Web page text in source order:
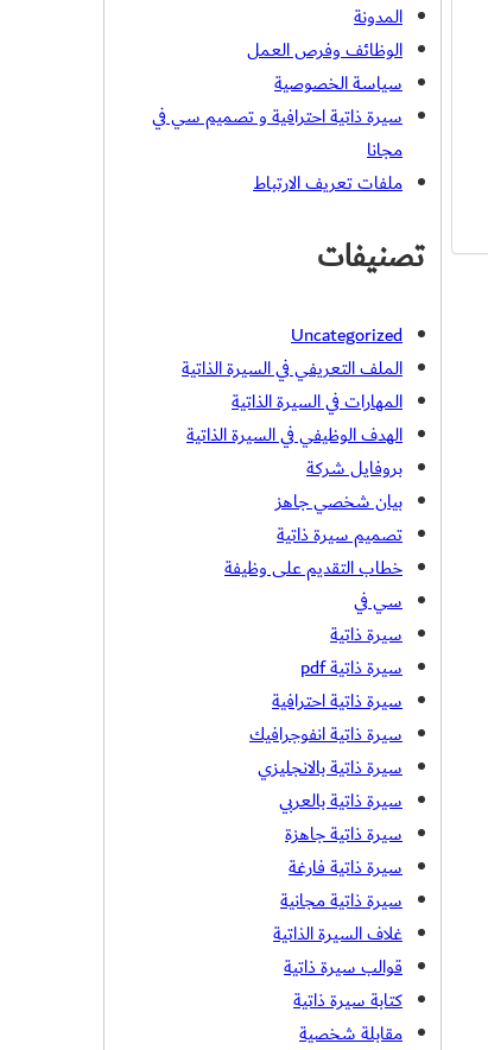
المدونة
الوظائف وفرص العمل
سياسة الخصوصية
سيرة ذاتية احترافية و تصميم سي في
مجانا
ملفات تعريف الارتباط
تصنيفات
Uncategorized
الملف التعريفي في السيرة الذاتية
المهارات في السيرة الذاتية
الهدف الوظيفي في السيرة الذاتية
بروفايل شركة
بيان شخصي جاهز
تصميم سيرة ذاتية
خطاب التقديم على وظيفة
سي في
سيرة ذاتية
سيرة ذاتية pdf
سيرة ذاتية احترافية
سيرة ذاتية انفوجرافيك
سيرة ذاتية بالانجليزي
سيرة ذاتية بالعربي
سيرة ذاتية جاهزة
سيرة ذاتية فارغة
سيرة ذاتية مجانية
غلاف السيرة الذاتية
قوالب سيرة ذاتية
كتابة سيرة ذاتية
مقابلة شخصية